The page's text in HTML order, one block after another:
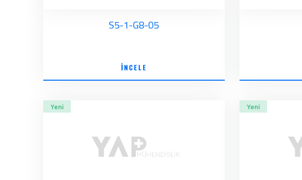
S5-1-G8-05
İNCELE
Yeni Yeni